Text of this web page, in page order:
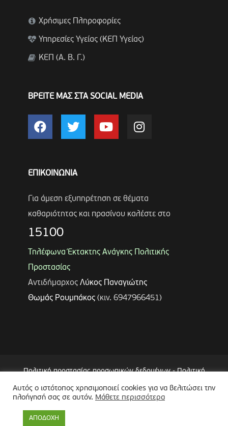
Χρήσιμες Πληροφορίες
Υπηρεσίες Υγείας (ΚΕΠ Υγείας)
ΚΕΠ (Α. Β. Γ.)
ΒΡΕΙΤΕ ΜΑΣ ΣΤΑ SOCIAL MEDIA
ΕΠΙΚΟΙΝΩΝΙΑ
Για άμεση εξυπηρέτηση σε θέματα
καθαριότητας και πρασίνου καλέστε στο
15100
Τηλέφωνα Έκτακτης Ανάγκης Πολιτικής
Προστασίας
Αντιδήμαρχος Λύκος Παναγιώτης
Θωμάς Ρουμπάκος(κιν. 6947966451)
Πολιτική προστασίας προσωπικών δεδομένων-Πολιτική
Επεξεργασίας Δεδομένων μέσω Συστήματος Βιντεοεπιτήρησης
(CCTV)-Δήλωση Προσβασιμότητας
Copyright © 2024 Δήμος Περιστερίου
Αυτός ο ιστότοπος χρησιμοποιεί cookies για να βελιτώσει την
πλοήγησή σας σε αυτόν. Μάθετε περισσότερα
ΑΠΟΔΟΧΗ